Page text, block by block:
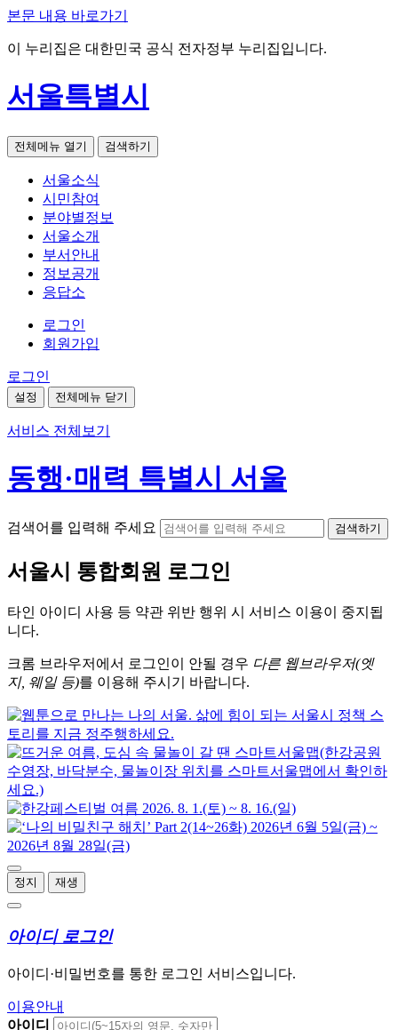
본문 내용 바로가기
이 누리집은 대한민국 공식 전자정부 누리집입니다.
서울특별시
전체메뉴 열기 검색하기
서울소식
시민참여
분야별정보
서울소개
부서안내
정보공개
응답소
로그인
회원가입
로그인
설정 전체메뉴 닫기
서비스 전체보기
동행·매력 특별시 서울
검색어를 입력해 주세요 검색하기
서울시 통합회원 로그인
타인 아이디 사용 등 약관 위반 행위 시 서비스 이용이 중지됩
니다.
크롬 브라우저에서 로그인이 안될 경우 다른 웹브라우저(엣
지, 웨일 등)를 이용해 주시기 바랍니다.
정지 재생
아이디 로그인
아이디·비밀번호를 통한 로그인 서비스입니다.
이용안내
아이디